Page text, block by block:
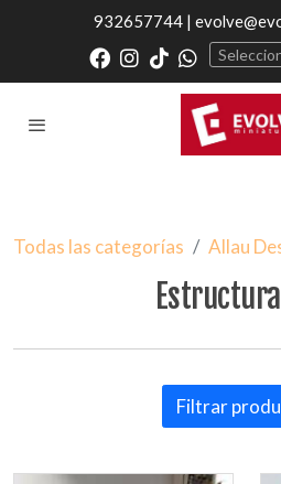
932657744 |
Todas las categorías Allau
Filtrar